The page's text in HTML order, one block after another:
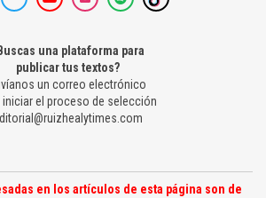
una plataforma para
publicar tus textos?
un correo electrónico
iniciar el proceso de selección
en los artículos de esta página son de